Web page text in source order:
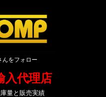
入代理店
量と販売実績